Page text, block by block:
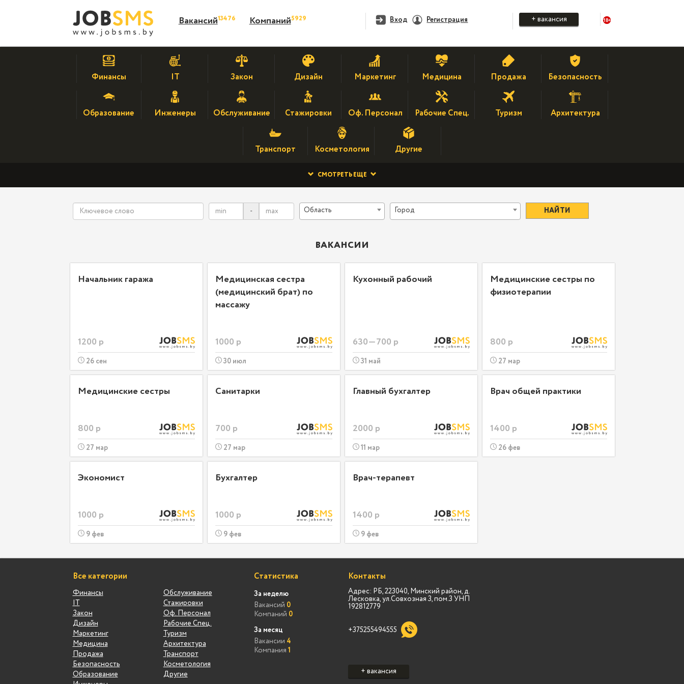
Вакансий13476 Компаний5929 Вход Регистрация + вакансия
Финансы IT Закон Дизайн Маркетинг Медицина Продажа Безопасность
Образование Инженеры Обслуживание Стажировки Оф. Персонал Рабочие Спец. Туризм Архитектура
Транспорт Косметология Другие
СМОТРЕТЬ ЕЩЕ
- Область Город
ВАКАНСИИ
Начальник гаража
1200 р
26 сен
Медицинская сестра
(медицинский брат) по
массажу
1000 р
30 июл
Кухонный рабочий
630—700 р
31 май
Медицинские сестры по
физиотерапии
800 р
27 мар
Медицинские сестры
800 р
27 мар
Санитарки
700 р
27 мар
Главный бухгалтер
2000 р
11 мар
Врач общей практики
1400 р
26 фев
Экономист
1000 р
9 фев
Бухгалтер
1000 р
9 фев
Врач-терапевт
1400 р
9 фев
Все категории
Финансы
IT
Закон
Дизайн
Маркетинг
Медицина
Продажа
Безопасность
Образование
Обслуживание
Стажировки
Оф. Персонал
Рабочие Спец.
Туризм
Архитектура
Транспорт
Косметология
Другие
Статистика
За неделю
Вакансий 0
Компаний 0
За месяц
Вакансии 4
Компания 1
Контакты
Адрес: РБ, 223040, Минский район, д.
Лесковка, ул.Совхозная 3, пом.3 УНП
192812779
+375255494555
+ вакансия